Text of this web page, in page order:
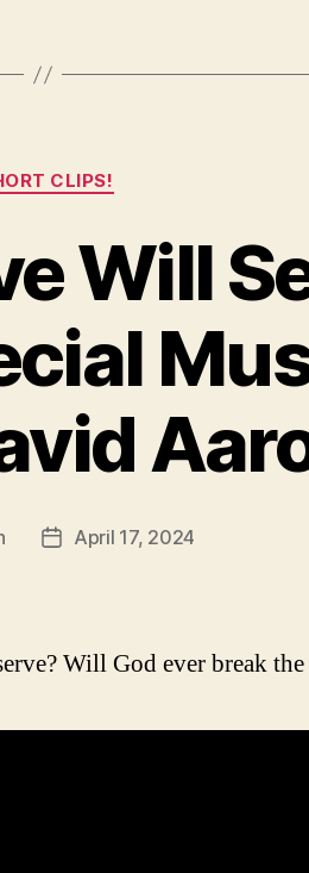
Categories
CLIPS!
Will
PostApril 17, 2024
Will God ever break